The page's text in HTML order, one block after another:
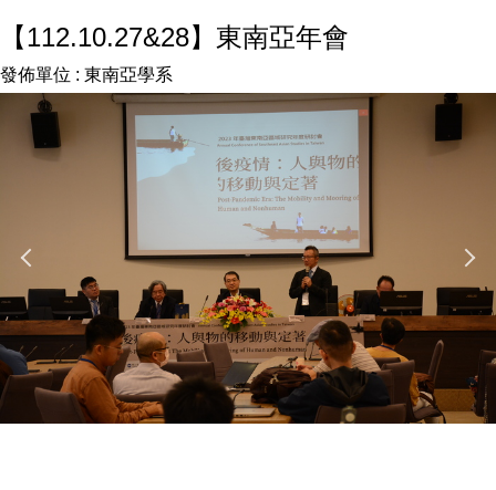
【112.10.27&28】東南亞年會
發佈單位 : 東南亞學系